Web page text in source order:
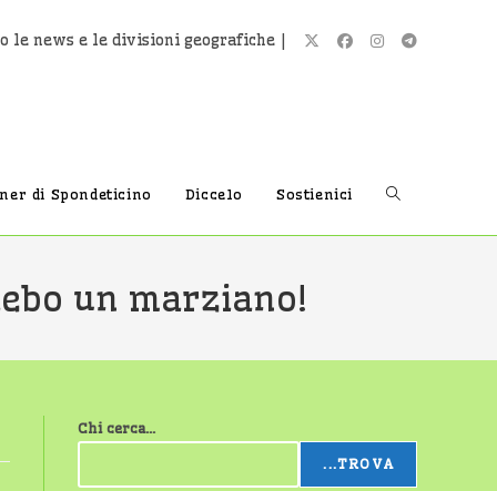
le news e le divisioni geografiche |
di Spondeticino Diccelo Sostienici Attiva/
ricerca
sul
un marziano!
Chi cerca...
...TROVA